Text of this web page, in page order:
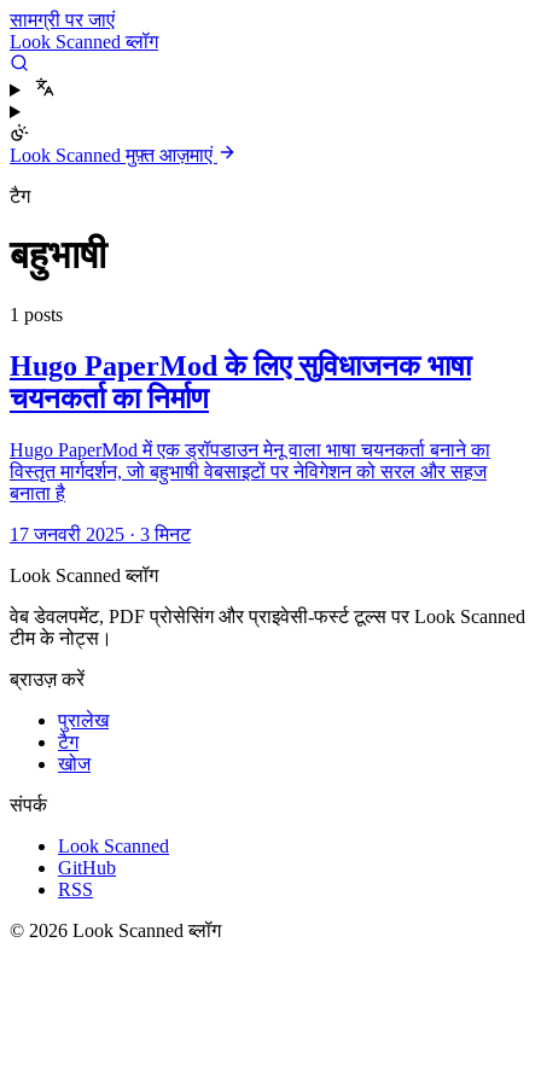
सामग्री पर जाएं
Look Scanned ब्लॉग
Look Scanned मुफ़्त आज़माएं
टैग
बहुभाषी
1 posts
Hugo PaperMod के लिए सुविधाजनक भाषा
चयनकर्ता का निर्माण
Hugo PaperMod में एक ड्रॉपडाउन मेनू वाला भाषा चयनकर्ता बनाने का
विस्तृत मार्गदर्शन, जो बहुभाषी वेबसाइटों पर नेविगेशन को सरल और सहज
बनाता है
17 जनवरी 2025 · 3 मिनट
Look Scanned ब्लॉग
वेब डेवलपमेंट, PDF प्रोसेसिंग और प्राइवेसी-फर्स्ट टूल्स पर Look Scanned
टीम के नोट्स।
ब्राउज़ करें
पुरालेख
टैग
खोज
संपर्क
Look Scanned
GitHub
RSS
© 2026 Look Scanned ब्लॉग